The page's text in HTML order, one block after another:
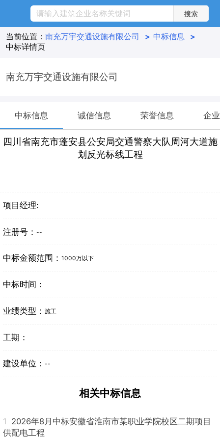
当前位置： 南充万宇交通设施有限公司 > 中标信息
>
中标详情页
南充万宇交通设施有限公司
中标信息 诚信信息 荣誉信息 企
四川省南充市蓬安县公安局交通警察大队周河大道施
划反光标线工程
项目经理:
注册号： --
中标金额范围： 1000万以下
中标时间：
业绩类型： 施工
工期：
建设单位： --
相关中标信息
1 2026年8月中标安徽省淮南市某职业学院校区二期项目
供配电工程